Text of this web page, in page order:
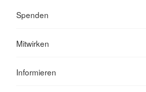
Spenden
Mitwirken
Informieren